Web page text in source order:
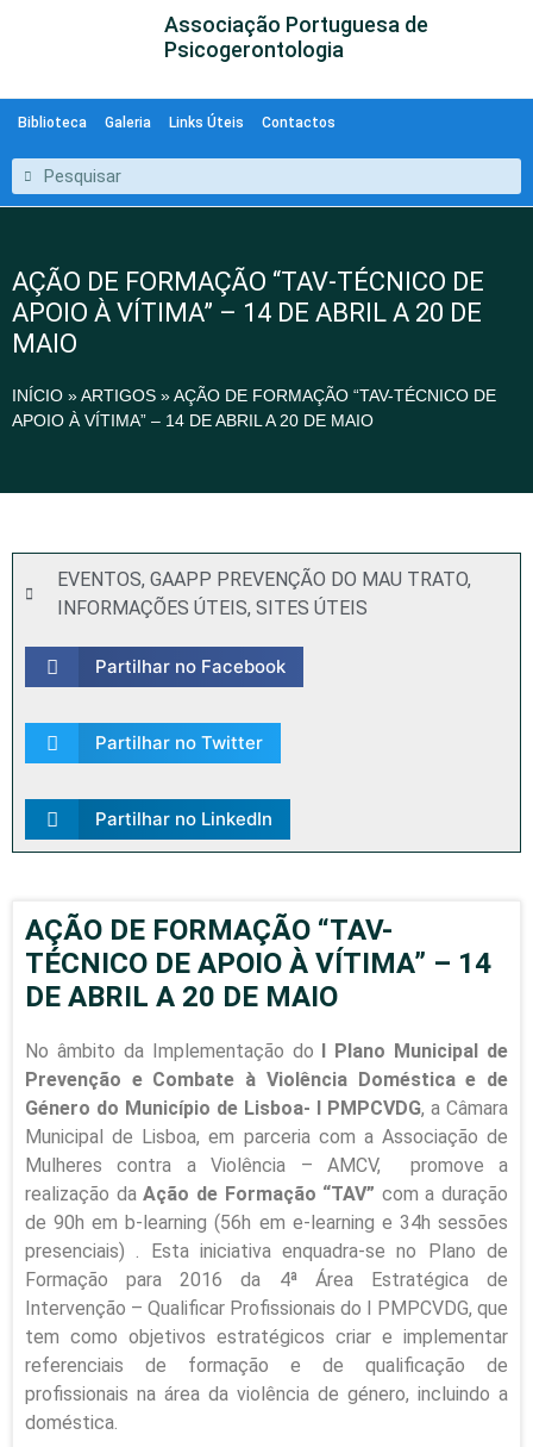
Associação Portuguesa de
Psicogerontologia
Biblioteca Galeria Links Úteis Contactos
AÇÃO DE FORMAÇÃO “TAV-TÉCNICO DE
APOIO À VÍTIMA” – 14 DE ABRIL A 20 DE
MAIO
INÍCIO »ARTIGOS »AÇÃO DE FORMAÇÃO “TAV-TÉCNICO DE
APOIO À VÍTIMA” – 14 DE ABRIL A 20 DE MAIO
EVENTOS, GAAPP PREVENÇÃO DO MAU TRATO,
INFORMAÇÕES ÚTEIS, SITES ÚTEIS
Partilhar no Facebook
Partilhar no Twitter
Partilhar no LinkedIn
AÇÃO DE FORMAÇÃO “TAV-
TÉCNICO DE APOIO À VÍTIMA” – 14
DE ABRIL A 20 DE MAIO
No âmbito da Implementação do I Plano Municipal de
Prevenção e Combate à Violência Doméstica e de
Género do Município de Lisboa- I PMPCVDG, a Câmara
Municipal de Lisboa, em parceria com a Associação de
Mulheres contra a Violência – AMCV, promove a
realização daAção de Formação “TAV” com a duração
de 90h em b-learning (56h em e-learning e 34h sessões
presenciais) . Esta iniciativa enquadra-se no Plano de
Formação para 2016 da 4ª Área Estratégica de
Intervenção – Qualificar Profissionais do I PMPCVDG, que
tem como objetivos estratégicos criar e implementar
referenciais de formação e de qualificação de
profissionais na área da violência de género, incluindo a
doméstica.